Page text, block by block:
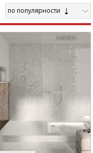
по популярности